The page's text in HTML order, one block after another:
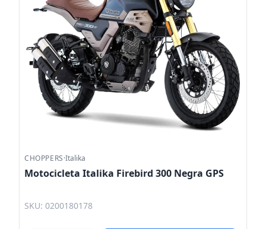
CHOPPERS·Italika
Motocicleta Italika Firebird 300 Negra GPS
SKU: 0200180178